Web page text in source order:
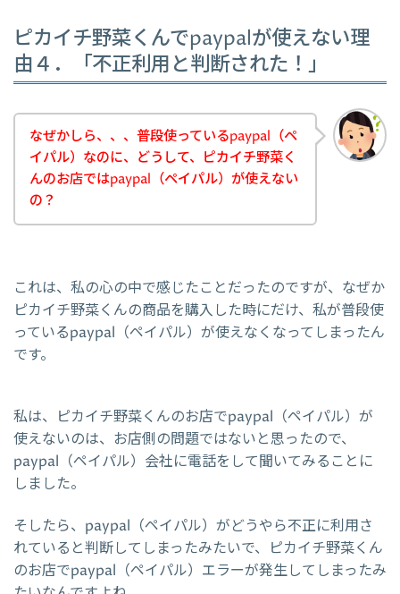
ピカイチ野菜くんでpaypalが使えない理
由４．「不正利用と判断された！」
なぜかしら、、、普段使っているpaypal（ペ
イパル）なのに、どうして、ピカイチ野菜く
んのお店ではpaypal（ペイパル）が使えない
の？
これは、私の心の中で感じたことだったのですが、なぜか
ピカイチ野菜くんの商品を購入した時にだけ、私が普段使
っているpaypal（ペイパル）が使えなくなってしまったん
です。
私は、ピカイチ野菜くんのお店でpaypal（ペイパル）が
使えないのは、お店側の問題ではないと思ったので、
paypal（ペイパル）会社に電話をして聞いてみることに
しました。
そしたら、paypal（ペイパル）がどうやら不正に利用さ
れていると判断してしまったみたいで、ピカイチ野菜くん
のお店でpaypal（ペイパル）エラーが発生してしまったみ